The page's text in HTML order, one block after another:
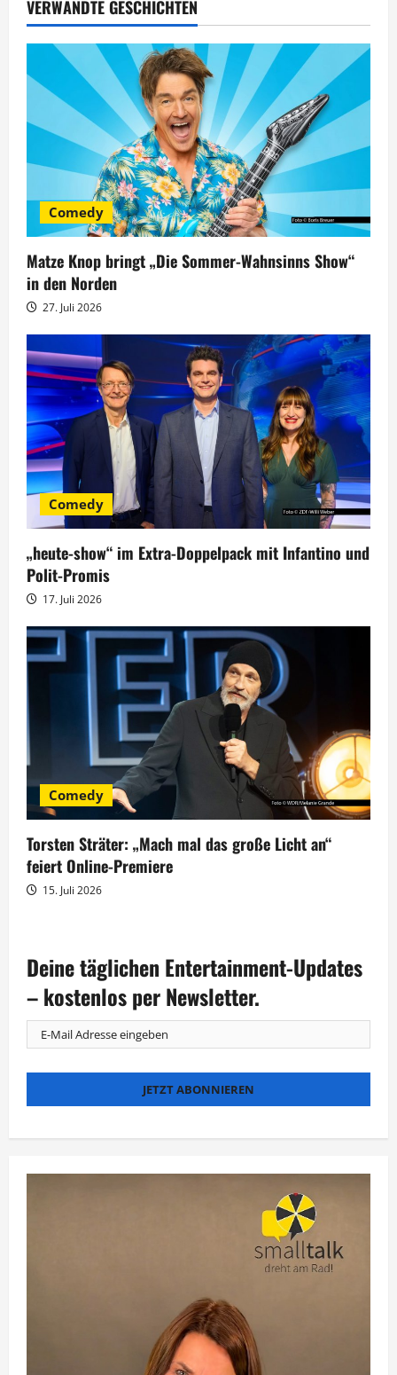
g
s
n
a
v
i
g
a
t
i
o
n
VERWANDTE GESCHICHTEN
Comedy
Matze Knop bringt „Die Sommer-Wahnsinns Show“
in den Norden
27. Juli 2026
Comedy
„heute-show“ im Extra-Doppelpack mit Infantino und
Polit-Promis
17. Juli 2026
Comedy
Torsten Sträter: „Mach mal das große Licht an“
feiert Online-Premiere
15. Juli 2026
Deine täglichen Entertainment-Updates
– kostenlos per Newsletter.